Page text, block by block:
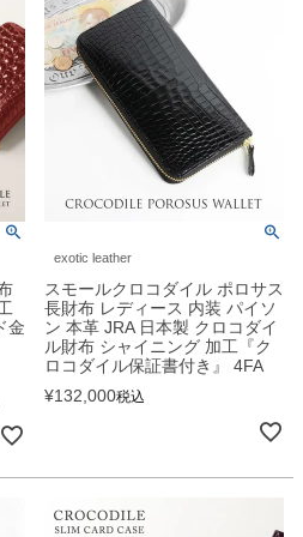
金
exotic leather
スモールクロコダイル ポロサス
長財布 レディース 内装 パイソ
ン 本革 JRA 日本製 クロコダイ
ル財布 シャイニング 加工『ク
ロコダイル保証書付き』 4FA
¥132,000税込